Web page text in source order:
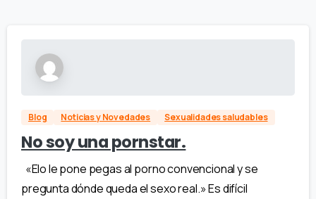
Blog Noticias y Novedades Sexualidades saludables
No soy una pornstar.
«Elo le pone pegas al porno convencional y se
pregunta dónde queda el sexo real.» Es difícil